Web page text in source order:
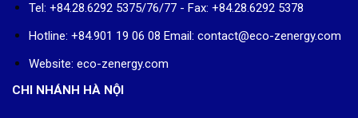
Tel: +84.28.6292 5375/76/77 - Fax: +84.28.6292 5378
Hotline: +84.901 19 06 08 Email: contact@eco-zenergy.com
Website: eco-zenergy.com
CHI NHÁNH HÀ NỘI